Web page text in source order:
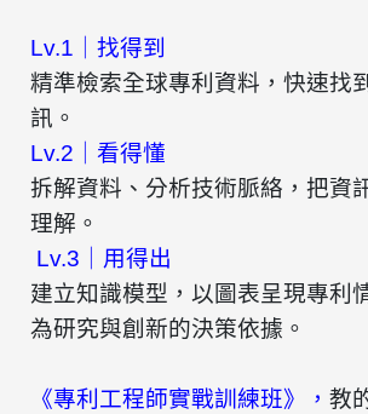
Lv.1｜找得到
精準檢索全球專利資料，快速找
訊。
Lv.2｜看得懂
拆解資料、分析技術脈絡，把資
理解。
Lv.3｜用得出
建立知識模型，以圖表呈現專利
為研究與創新的決策依據。
《專利工程師實戰訓練班》 ， 教